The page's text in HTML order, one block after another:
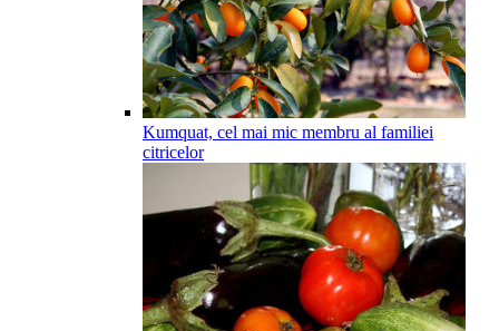
Kumquat, cel mai mic membru al familiei
citricelor